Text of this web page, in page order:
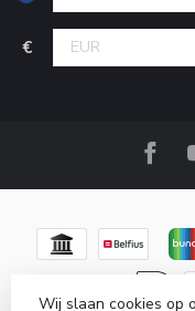
€
Wij slaan cookies op